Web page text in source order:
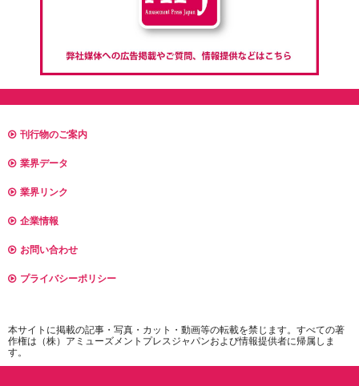
刊行物のご案内
業界データ
業界リンク
企業情報
お問い合わせ
プライバシーポリシー
本サイトに掲載の記事・写真・カット・動画等の転載を禁じます。すべての著
作権は（株）アミューズメントプレスジャパンおよび情報提供者に帰属しま
す。